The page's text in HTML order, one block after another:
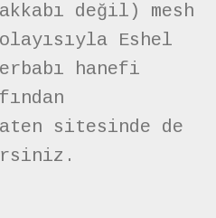
değil) mesh
Eshel
hanefi
sitesinde de